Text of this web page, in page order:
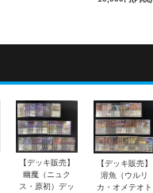
【デッキ販売】
幽魔（ニュク
ス・原初）デッ
【デッキ販売】
溶魚（ウルリ
カ・オメテオト